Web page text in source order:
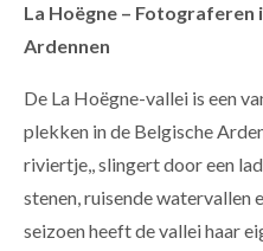
La Hoëgne – Fotograferen
Ardennen
De La Hoëgne-vallei is een
plekken in de Belgische
riviertje,, slingert door een
stenen, ruisende watervallen
seizoen heeft de vallei haar